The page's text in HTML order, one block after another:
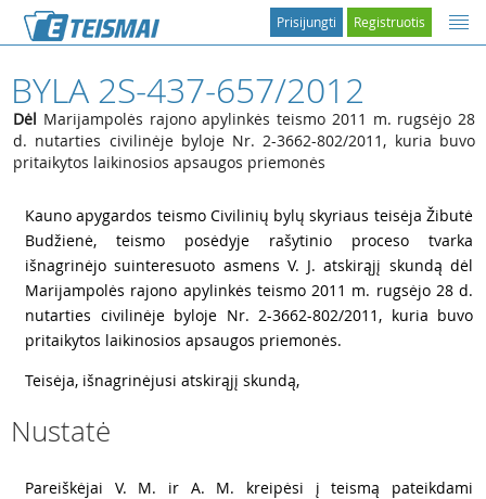
Registruotis
Prisijungti
BYLA 2S-437-657/2012
Dėl Marijampolės rajono apylinkės teismo 2011 m. rugsėjo 28
d. nutarties civilinėje byloje Nr. 2-3662-802/2011, kuria buvo
pritaikytos laikinosios apsaugos priemonės
Kauno apygardos teismo Civilinių bylų skyriaus teisėja Žibutė
Budžienė, teismo posėdyje rašytinio proceso tvarka
išnagrinėjo suinteresuoto asmens V. J. atskirąjį skundą dėl
Marijampolės rajono apylinkės teismo 2011 m. rugsėjo 28 d.
nutarties civilinėje byloje Nr. 2-3662-802/2011, kuria buvo
pritaikytos laikinosios apsaugos priemonės.
Teisėja, išnagrinėjusi atskirąjį skundą,
Nustatė
Pareiškėjai V. M. ir A. M. kreipėsi į teismą pateikdami